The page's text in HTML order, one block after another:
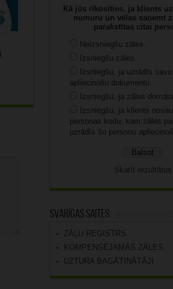
Kā jūs rīkosities, ja klients
numuru un vēlas saņemt
parakstītas citai
Neizsniegšu zāles.
Izsniegšu zāles.
Izsniegšu, ja uzrādīs
apliecinošu dokumentu.
Izsniegšu, ja zāles
Izsniegšu, ja klients
personas kodu, kam zāles
uzrādīs šo personu
Skatīt rezultātus
Svarīgas saites
ZĀĻU REĢISTRS
KOMPENSĒJAMĀS ZĀLES
UZTURA BAGĀTINĀTĀJI